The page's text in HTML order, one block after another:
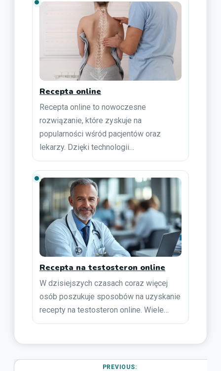
Recepta online
Recepta online to nowoczesne
rozwiązanie, które zyskuje na
popularności wśród pacjentów oraz
lekarzy. Dzięki technologii…
Recepta na testosteron online
W dzisiejszych czasach coraz więcej
osób poszukuje sposobów na uzyskanie
recepty na testosteron online. Wiele…
PREVIOUS: